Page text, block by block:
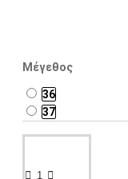
Μέγεθος
36
37